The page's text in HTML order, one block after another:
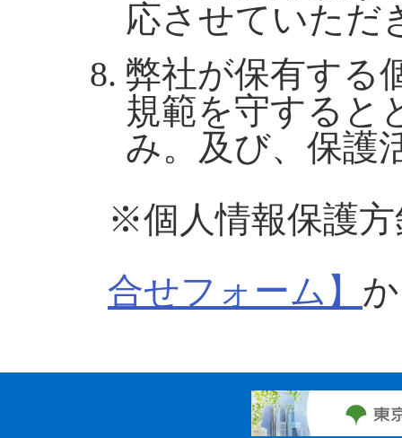
応させていただ
弊社が保有する
規範を守すると
み。及び、保護
※個人情報保護
合せフォーム】